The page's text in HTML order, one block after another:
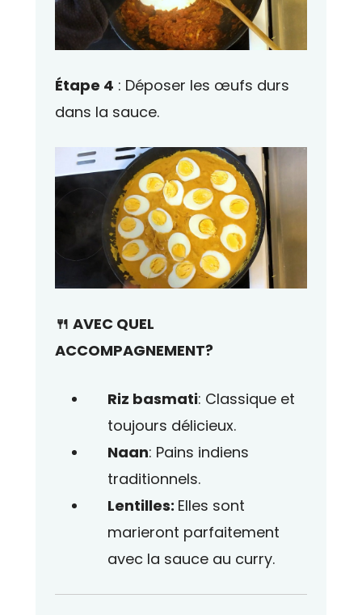
Étape 4 : Déposer les œufs durs
dans la sauce.
🍴 AVEC QUEL
ACCOMPAGNEMENT?
Riz basmati: Classique et
toujours délicieux.
Naan: Pains indiens
traditionnels.
Lentilles: Elles sont
marieront parfaitement
avec la sauce au curry.